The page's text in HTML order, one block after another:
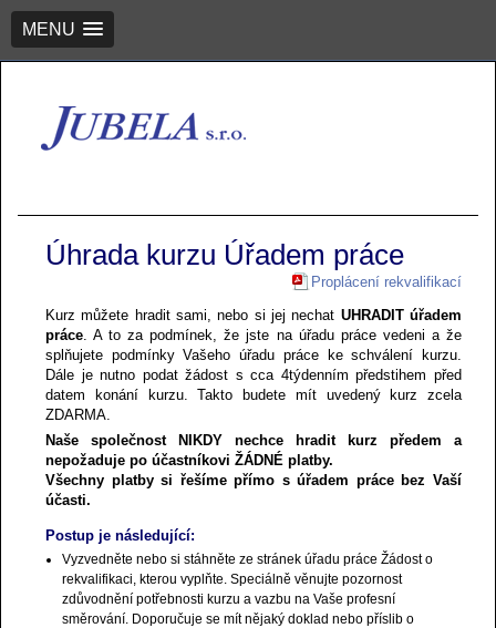
MENU
Úhrada kurzu Úřadem práce
Proplácení rekvalifikací
Kurz můžete hradit sami, nebo si jej nechat UHRADIT úřadem
práce. A to za podmínek, že jste na úřadu práce vedeni a že
splňujete podmínky Vašeho úřadu práce ke schválení kurzu.
Dále je nutno podat žádost s cca 4týdenním předstihem před
datem konání kurzu. Takto budete mít uvedený kurz zcela
ZDARMA.
Naše společnost NIKDY nechce hradit kurz předem a
nepožaduje po účastníkovi ŽÁDNÉ platby.
Všechny platby si řešíme přímo s úřadem práce bez Vaší
účasti.
Postup je následující:
Vyzvedněte nebo si stáhněte ze stránek úřadu práce Žádost o
rekvalifikaci, kterou vyplňte. Speciálně věnujte pozornost
zdůvodnění potřebnosti kurzu a vazbu na Vaše profesní
směrování. Doporučuje se mít nějaký doklad nebo příslib o